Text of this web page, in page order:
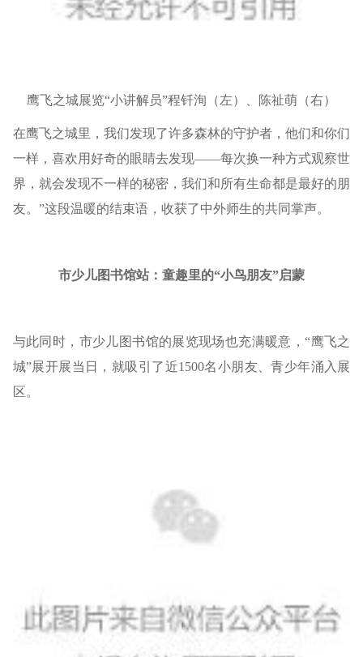
鹰飞之城展览“小讲解员”程钎洵（左）、陈祉萌（右）
在鹰飞之城里，我们发现了许多森林的守护者，他们和你们
一样，喜欢用好奇的眼睛去发现——每次换一种方式观察世
界，就会发现不一样的秘密，我们和所有生命都是最好的朋
友。”这段温暖的结束语，收获了中外师生的共同掌声。
市少儿图书馆站：童趣里的“小鸟朋友”启蒙
与此同时，市少儿图书馆的展览现场也充满暖意，“鹰飞之
城”展开展当日，就吸引了近1500名小朋友、青少年涌入展
区。